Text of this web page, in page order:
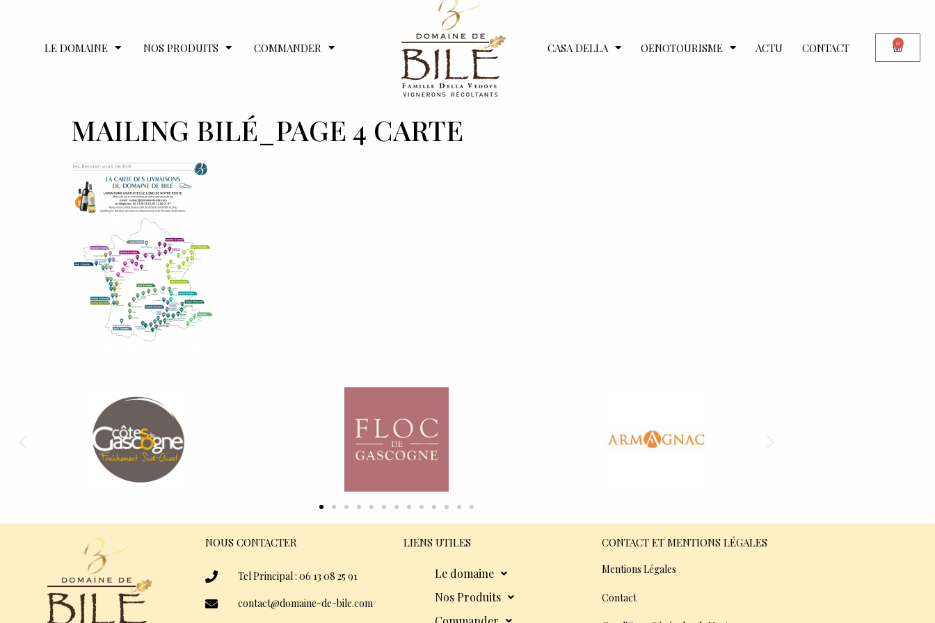
LE DOMAINE NOS PRODUITS COMMANDER CASA DELLA OENOTOURISME ACTU CONTACT 0
MAILING BILÉ_PAGE 4 CARTE
NOUS CONTACTER
Tel Principal : 06 13 08 25 91
contact@domaine-de-bile.com
LIENS UTILES
Le domaine
Nos Produits
CONTACT ET MENTIONS LÉGALES
Mentions Légales
Contact